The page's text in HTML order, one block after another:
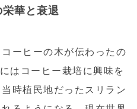
華と衰退
ーヒーの木が伝わったの
はコーヒー栽培に興味を
時植民地だったスリラン